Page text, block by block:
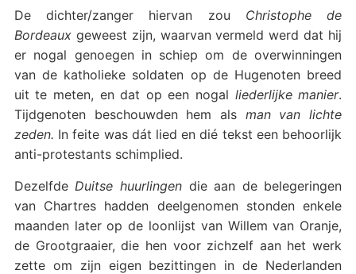
De dichter/zanger hiervan zou Christophe de
Bordeauxgeweest zijn, waarvan vermeld werd dat hij
er nogal genoegen in schiep om de overwinningen
van de katholieke soldaten op de Hugenoten breed
uit te meten, en dat op een nogal liederlijke manier.
Tijdgenoten beschouwden hem als man van lichte
zeden. In feite was dát lied en dié tekst een behoorlijk
anti-protestants schimplied.
Dezelfde Duitse huurlingendie aan de belegeringen
van Chartres hadden deelgenomen stonden enkele
maanden later op de loonlijst van Willem van Oranje,
de Grootgraaier, die hen voor zichzelf aan het werk
zette om zijn eigen bezittingen in de Nederlanden